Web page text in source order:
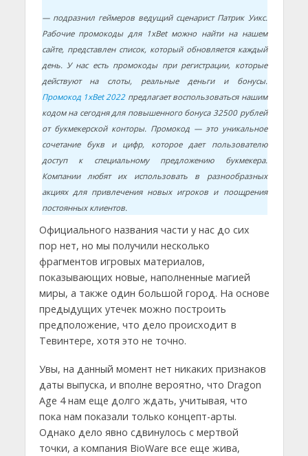
— подразнил геймеров ведущий сценарист Патрик Уикс.
Рабочие промокоды для 1xBet можно найти на нашем
сайте, представлен список, который обновляется каждый
день. У нас есть промокоды при регистрации, которые
действуют на слоты, реальные деньги и бонусы.
Промокод 1xBet 2022предлагает воспользоваться нашим
кодом на сегодня для повышенного бонуса 32500 рублей
от букмекерской конторы. Промокод — это уникальное
сочетание букв и цифр, которое дает пользователю
доступ к специальному предложению букмекера.
Компании любят их использовать в разнообразных
акциях для привлечения новых игроков и поощрения
постоянных клиентов.
Официального названия части у нас до сих
пор нет, но мы получили несколько
фрагментов игровых материалов,
показывающих новые, наполненные магией
миры, а также один большой город. На основе
предыдущих утечек можно построить
предположение, что дело происходит в
Тевинтере, хотя это не точно.
Увы, на данный момент нет никаких признаков
даты выпуска, и вполне вероятно, что Dragon
Age 4 нам еще долго ждать, учитывая, что
пока нам показали только концепт-арты.
Однако дело явно сдвинулось с мертвой
точки, а компания BioWare все еще жива,